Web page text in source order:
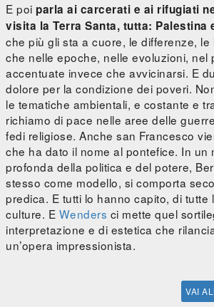
E poi parla ai carcerati e ai rifugiati
visita la Terra Santa, tutta: Palestina
che più gli sta a cuore, le differenze, le
che nelle epoche, nelle evoluzioni, nel
accentuate invece che avvicinarsi. E
dolore per la condizione dei poveri.
le tematiche ambientali, e costante e
richiamo di pace nelle aree delle
fedi religiose. Anche san Francesco
che ha dato il nome al pontefice. In un
profonda della politica e del potere,
stesso come modello, si comporta
predica. E tutti lo hanno capito, di tutte
culture. E Wenders ci mette quel
interpretazione e di estetica che
un’opera impressionista.
VAI